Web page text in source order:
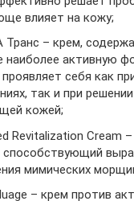
влияет на кожу;
Транс – крем,
наиболее активную
себя как
так и при
кожей;
Revitalization Cream
способствующий
мимических
– крем против